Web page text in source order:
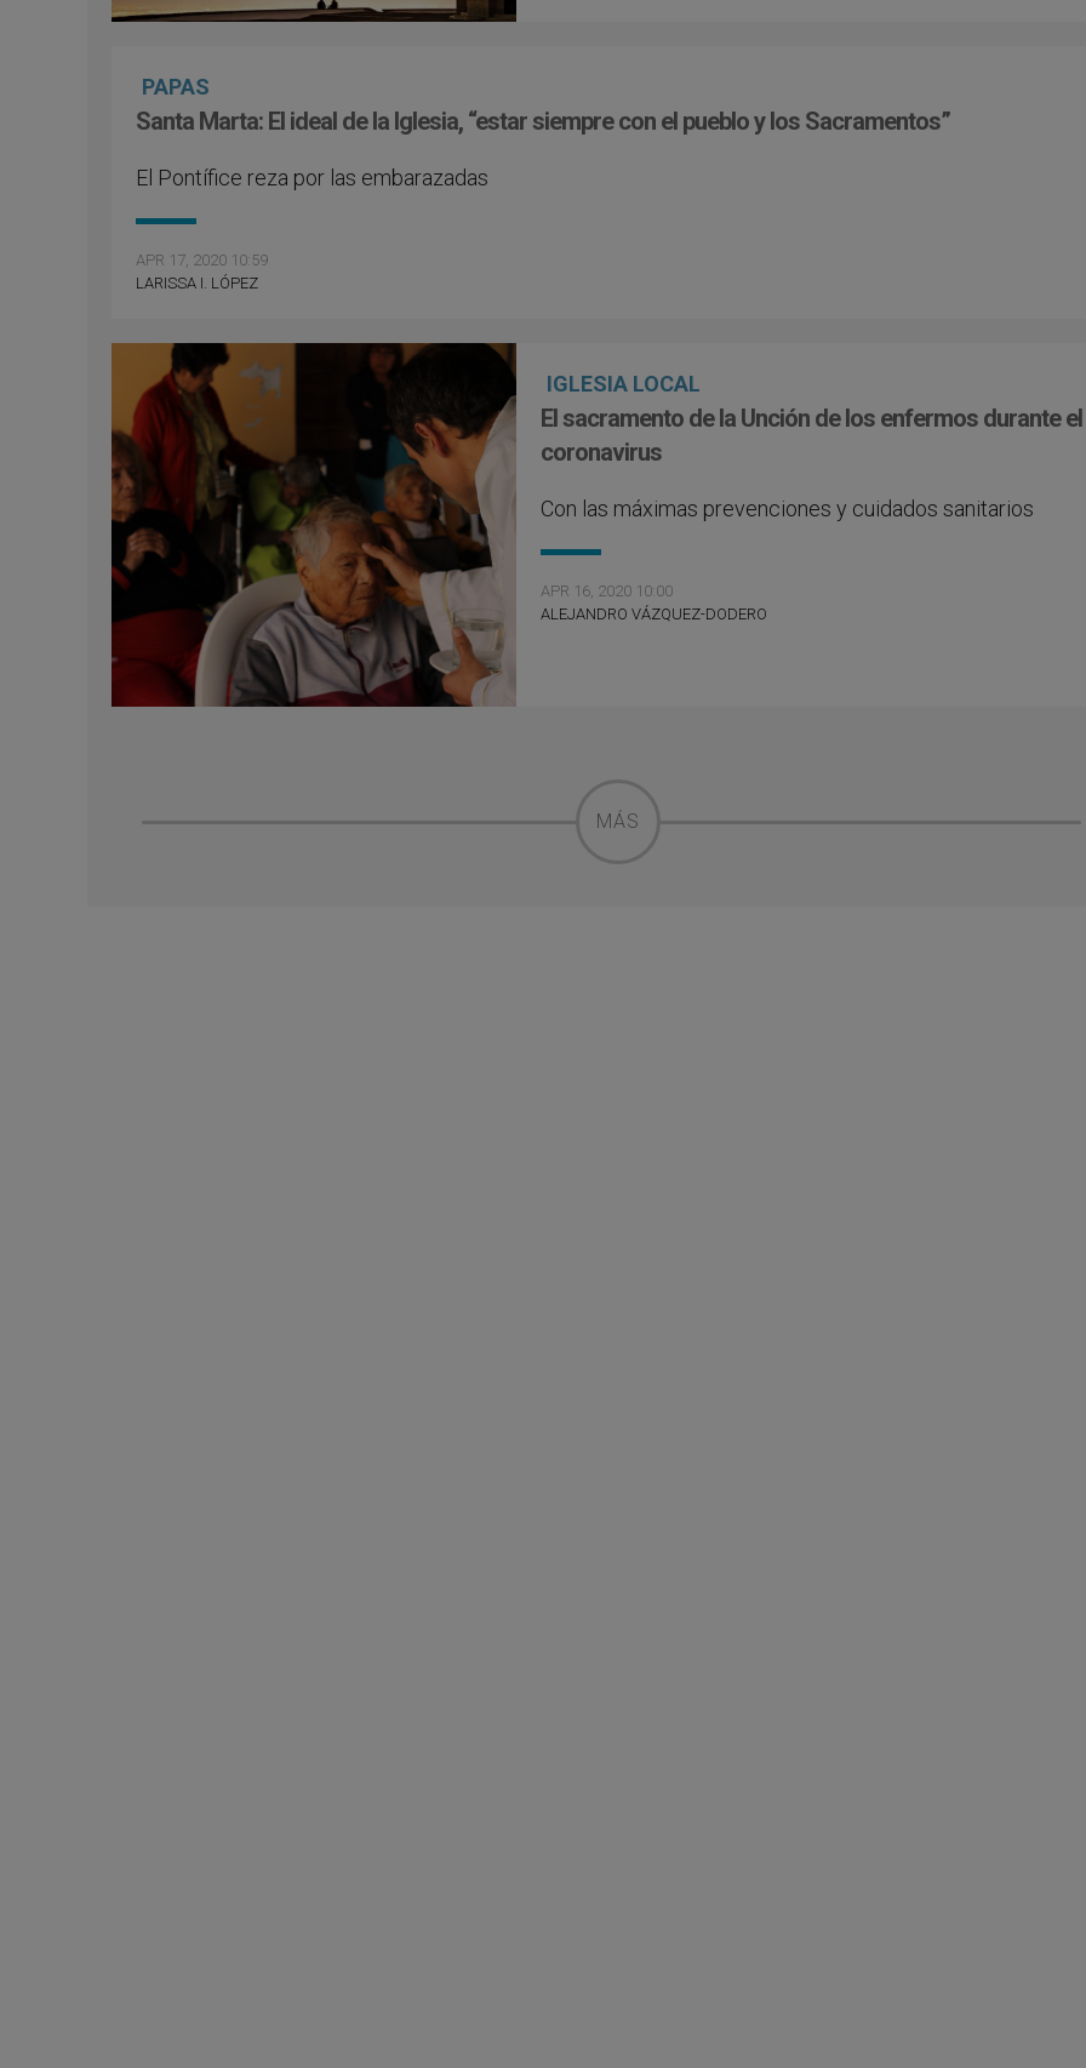
PAPAS
Santa Marta: El ideal de la Iglesia, “estar siempre con el pueblo y los Sacramentos”
El Pontífice reza por las embarazadas
APR 17, 2020 10:59
LARISSA I. LÓPEZ
IGLESIA LOCAL
El sacramento de la Unción de los enfermos durante el
coronavirus
Con las máximas prevenciones y cuidados sanitarios
APR 16, 2020 10:00
ALEJANDRO VÁZQUEZ-DODERO
MÁS